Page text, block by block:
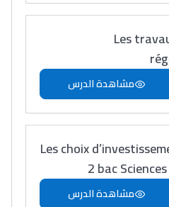
Les
مشاهدة الدرس
Les choix
2 bac
مشاهدة الدرس